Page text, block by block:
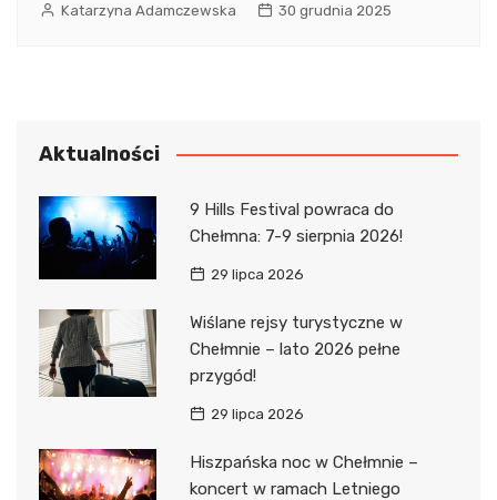
Katarzyna Adamczewska 30 grudnia 2025
Aktualności
9 Hills Festival powraca do
Chełmna: 7-9 sierpnia 2026!
29 lipca 2026
Wiślane rejsy turystyczne w
Chełmnie – lato 2026 pełne
przygód!
29 lipca 2026
Hiszpańska noc w Chełmnie –
koncert w ramach Letniego